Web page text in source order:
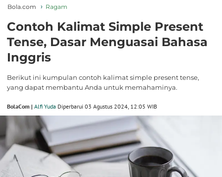
Bola.com Ragam
Contoh Kalimat Simple Present
Tense, Dasar Menguasai Bahasa
Inggris
Berikut ini kumpulan contoh kalimat simple present tense,
yang dapat membantu Anda untuk memahaminya.
BolaCom | Alfi Yuda Diperbarui 03 Agustus 2024, 12:05 WIB